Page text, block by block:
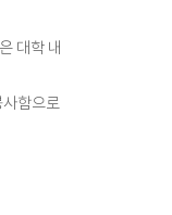
대학 내
함으로